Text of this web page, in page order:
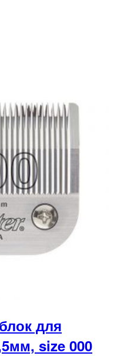
для
size 000